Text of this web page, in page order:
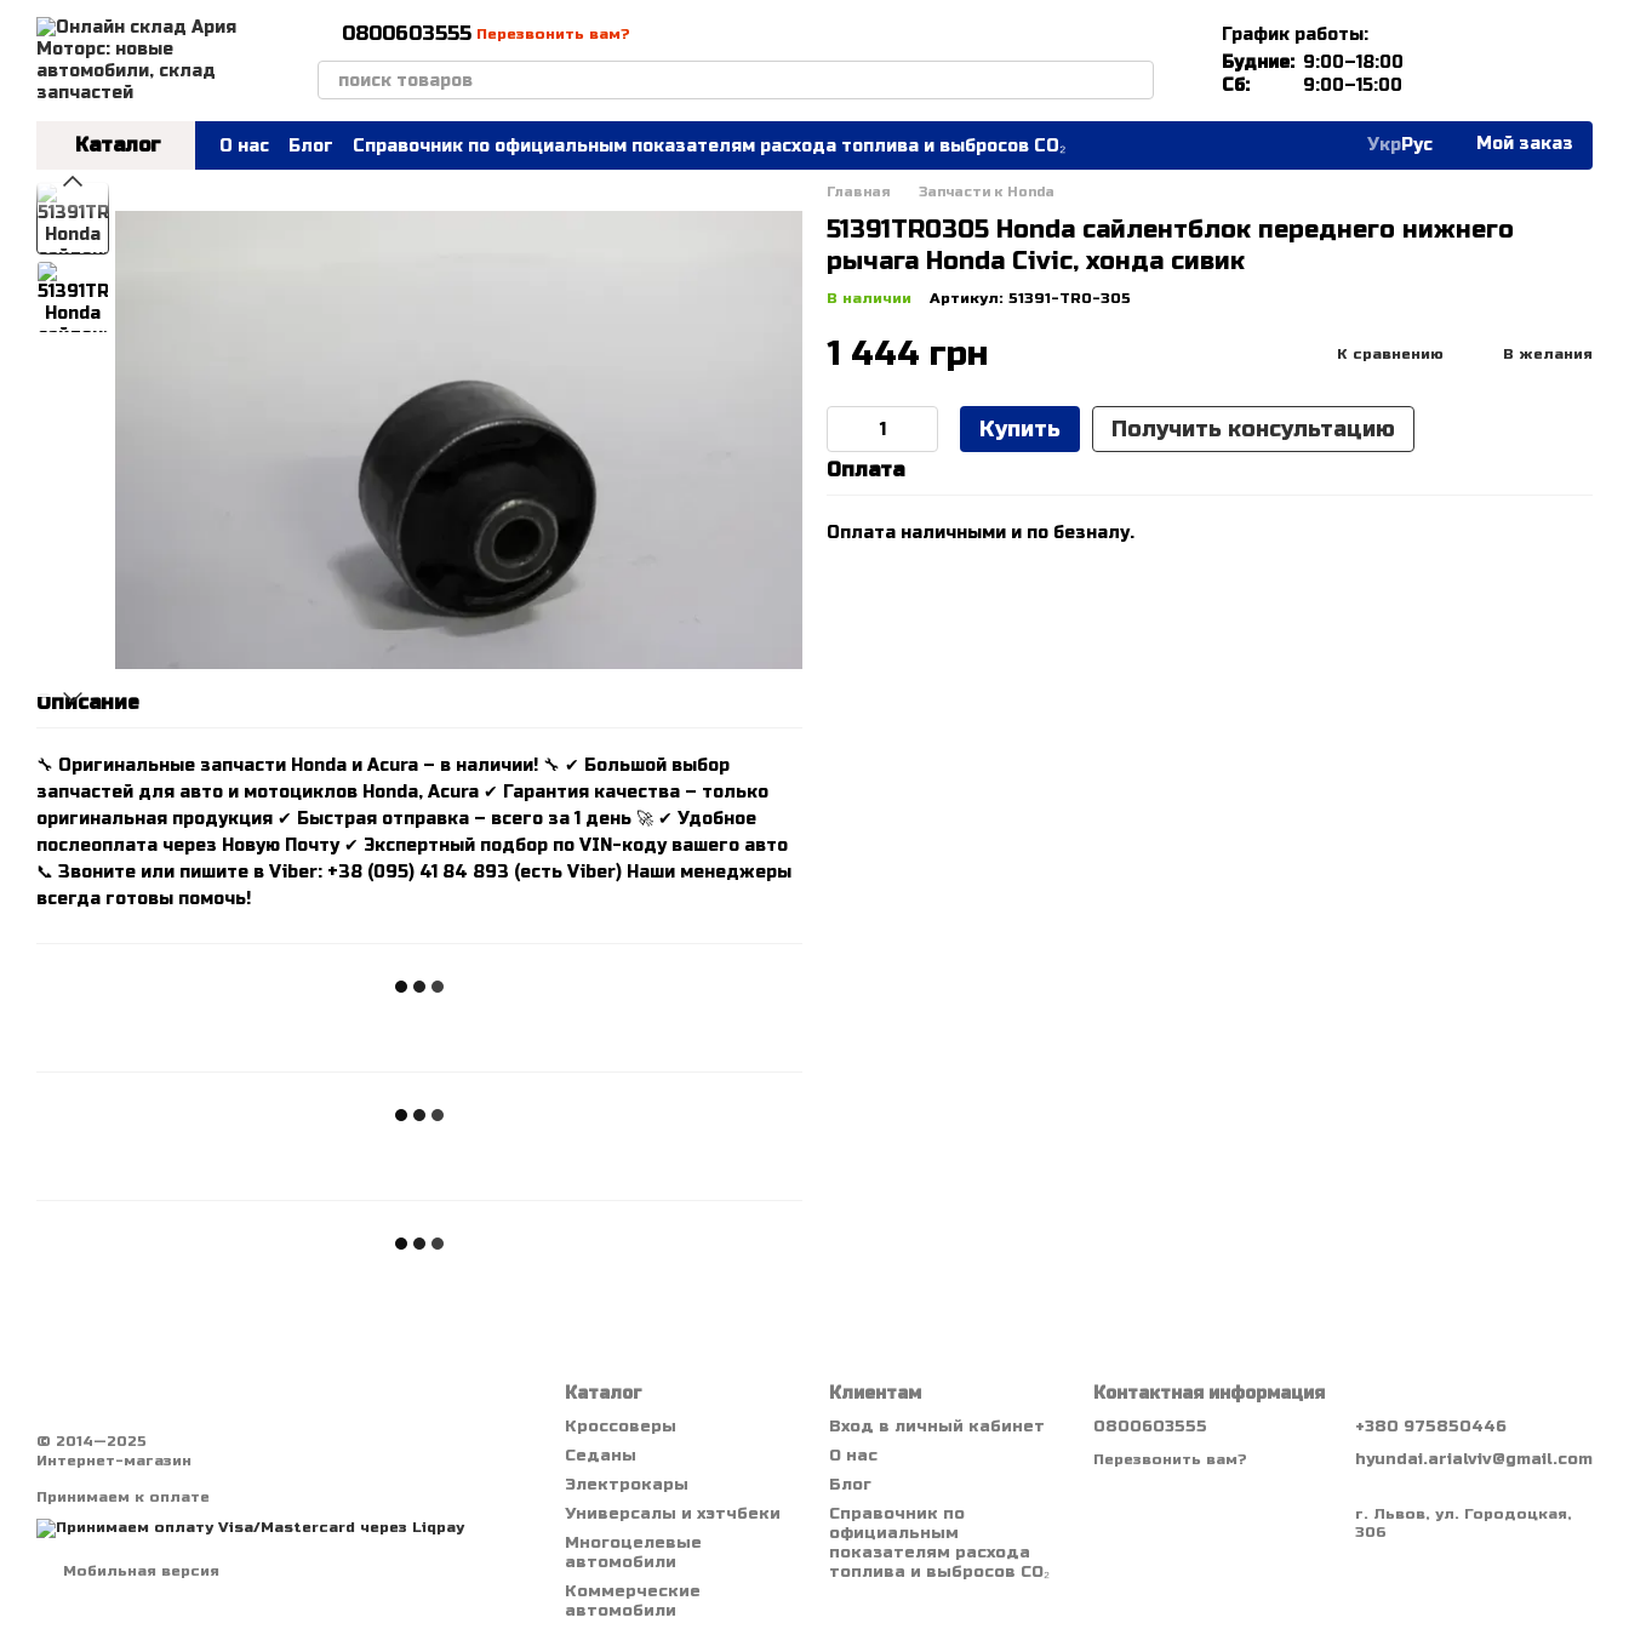
Перейти к основному контенту
0800603555 Перезвонить вам?
График работы:
Будние: 9:00–18:00
Сб:
9:00–15:00
Каталог О нас Блог Справочник по официальным показателям расхода топлива и выбросов CO₂ УкрРус Мой заказ
Описание
🔧 Оригинальные запчасти Honda и Acura – в наличии! 🔧 ✔ Большой выбор
запчастей для авто и мотоциклов Honda, Acura ✔ Гарантия качества – только
оригинальная продукция ✔ Быстрая отправка – всего за 1 день 🚀 ✔ Удобное
послеоплата через Новую Почту ✔ Экспертный подбор по VIN-коду вашего авто
📞 Звоните или пишите в Viber: +38 (095) 41 84 893 (есть Viber) Наши менеджеры
всегда готовы помочь!
Главная Запчасти к Honda
51391TR0305 Honda сайлентблок переднего нижнего
рычага Honda Civic, хонда сивик
В наличии Артикул: 51391-TR0-305
1 444 грн К сравнению В желания
Купить Получить консультацию
Оплата
Оплата наличными и по безналу.
© 2014—2025
Интернет-магазин
Принимаем к оплате
Мобильная версия
Каталог
Кроссоверы
Седаны
Электрокары
Универсалы и хэтчбеки
Многоцелевые
автомобили
Коммерческие
автомобили
Клиентам
Вход в личный кабинет
О нас
Блог
Справочник по
официальным
показателям расхода
топлива и выбросов CO₂
Контактная информация
0800603555
Перезвонить вам?
+380 975850446
hyundai.arialviv@gmail.com
г. Львов, ул. Городоцкая,
306